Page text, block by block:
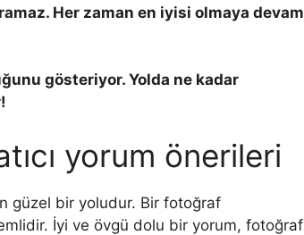
Her zaman en iyisi olmaya devam
gösteriyor. Yolda ne kadar
yorum önerileri
güzel bir yoludur. Bir fotoğraf
İyi ve övgü dolu bir yorum, fotoğraf